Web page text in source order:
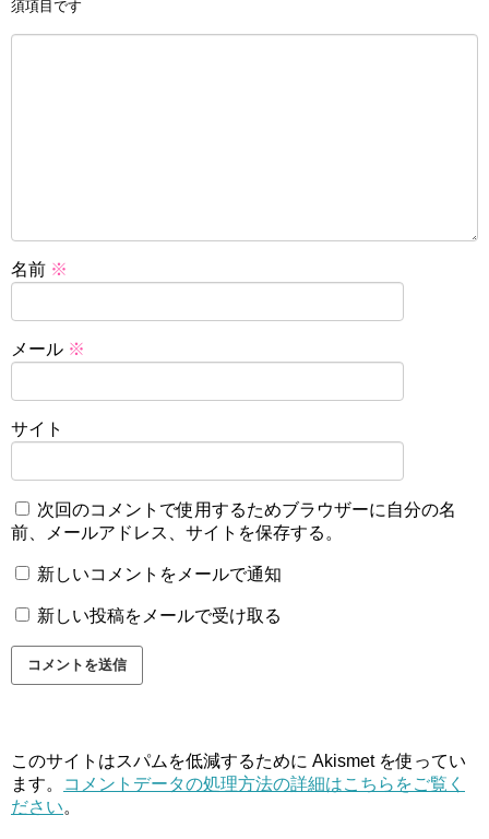
須項目です
名前 ※
メール ※
サイト
次回のコメントで使用するためブラウザーに自分の名
前、メールアドレス、サイトを保存する。
新しいコメントをメールで通知
新しい投稿をメールで受け取る
このサイトはスパムを低減するために Akismet を使ってい
ます。
コメントデータの処理方法の詳細はこちらをご覧く
ださい。